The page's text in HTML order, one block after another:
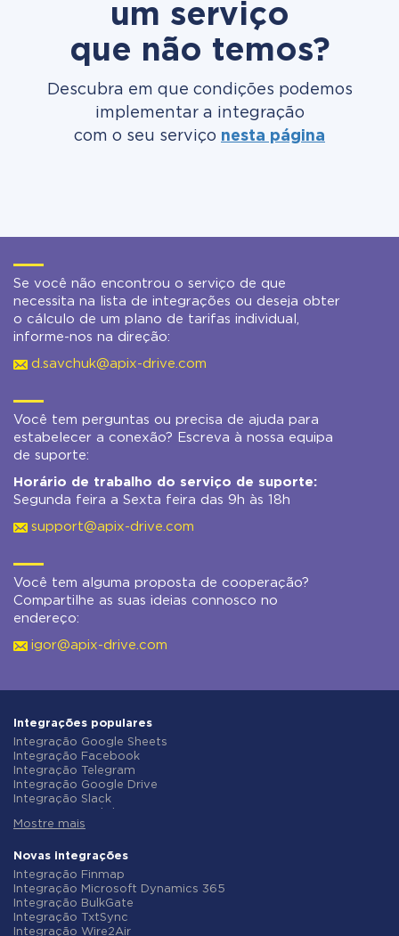
um serviço
que não temos?
Descubra em que condições podemos
implementar a integração
com o seu serviço nesta página
Se você não encontrou o serviço de que
necessita na lista de integrações ou deseja obter
o cálculo de um plano de tarifas individual,
informe-nos na direção:
d.savchuk@apix-drive.com
Você tem perguntas ou precisa de ajuda para
estabelecer a conexão? Escreva à nossa equipa
de suporte:
Horário de trabalho do serviço de suporte:
Segunda feira a Sexta feira das 9h às 18h
support@apix-drive.com
Você tem alguma proposta de cooperação?
Compartilhe as suas ideias connosco no
endereço:
igor@apix-drive.com
Integrações populares
Integração Google Sheets
Integração Facebook
Integração Telegram
Integração Google Drive
Integração Slack
Integração Gmail
Integração ClickUp
Integração Airtable
Integração Google Contacts
Integração OpenAI (ChatGPT)
Integração Instagram
Integração ActiveCampaign
Mostre mais
Novas integrações
Integração Finmap
Integração Microsoft Dynamics 365
Integração BulkGate
Integração TxtSync
Integração Wire2Air